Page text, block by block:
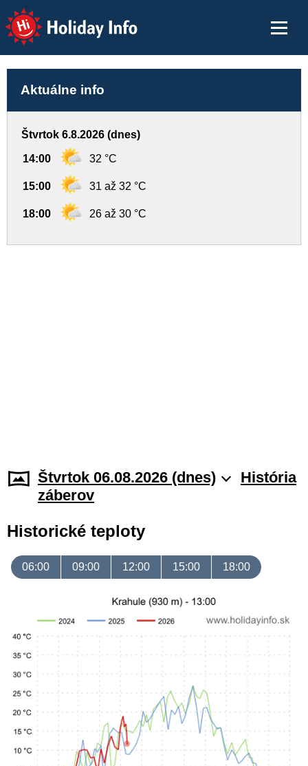
Holiday Info
Aktuálne info
Štvrtok 6.8.2026 (dnes)
14:00 32 °C
15:00 31 až 32 °C
18:00 26 až 30 °C
Štvrtok 06.08.2026 (dnes)
História
záberov
Historické teploty
06:00 09:00 12:00 15:00 18:00